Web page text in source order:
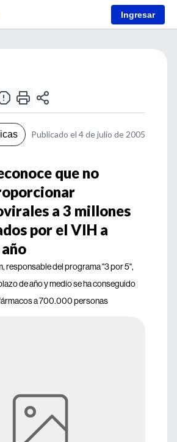
Ingresar
Publicado el 4 de julio de 2005
que no
a 3 millones
por el VIH a
responsable del programa "3 por 5",
de año y medio se ha conseguido
a 700.000 personas